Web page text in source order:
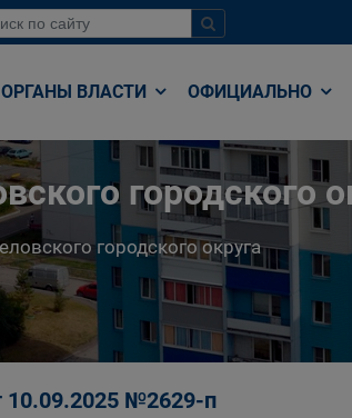
ОРГАНЫ ВЛАСТИ ОФИЦИАЛЬНО
городского
городского округа
10.09.2025 №2629-п